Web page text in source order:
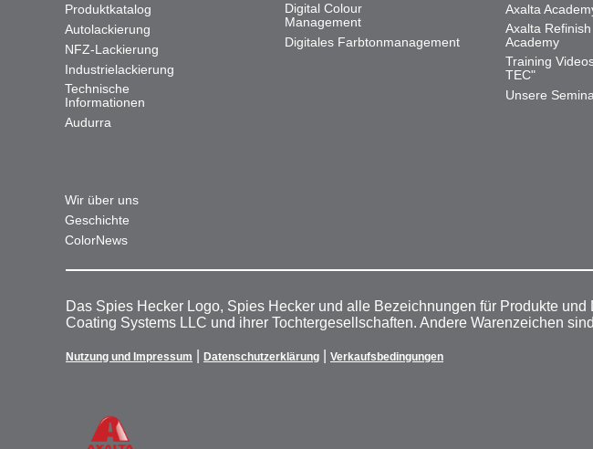
Produktkatalog
Autolackierung
NFZ-Lackierung
Industrielackierung
Technische
Informationen
Audurra
Digital Colour
Management
Digitales Farbtonmanagement
Axalta
Axalta Refinish
Academy
Training
TEC"
Unsere
Wir über uns
Geschichte
ColorNews
Das Spies Hecker Logo, Spies Hecker und alle Bezeichnungen für Produkte
Coating Systems LLC und ihrer Tochtergesellschaften. Andere Warenzeichen
Nutzung und Impressum Datenschutzerklärung Verkaufsbedingungen